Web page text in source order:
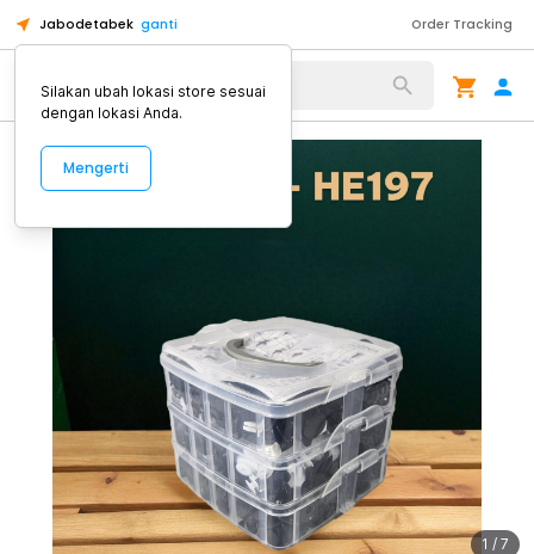
Jabodetabek ganti Order Tracking
Alat Kopi
1 / 7
Silakan ubah lokasi store sesuai
dengan lokasi Anda.
Mengerti